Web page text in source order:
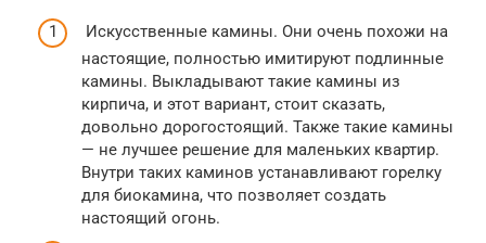
Искусственные камины. Они очень похожи на
настоящие, полностью имитируют подлинные
камины. Выкладывают такие камины из
кирпича, и этот вариант, стоит сказать,
довольно дорогостоящий. Также такие камины
— не лучшее решение для маленьких квартир.
Внутри таких каминов устанавливают горелку
для биокамина, что позволяет создать
настоящий огонь.